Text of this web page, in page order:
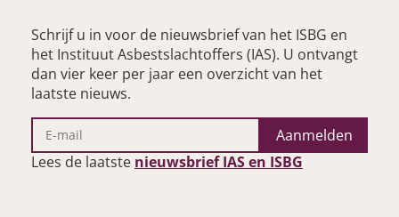
Schrijf u in voor de nieuwsbrief van het ISBG en
het Instituut Asbestslachtoffers (IAS). U ontvangt
dan vier keer per jaar een overzicht van het
laatste nieuws.
Aanmelden
Lees de laatste nieuwsbrief IAS en ISBG